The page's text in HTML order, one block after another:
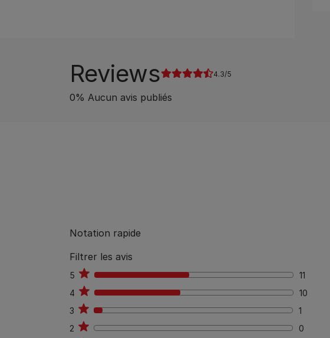
Reviews 4.3
0% Aucun avis publiés
Notation rapide
Filtrer les avis
5 11
11
4
10
10
3
1
1
2
0
0